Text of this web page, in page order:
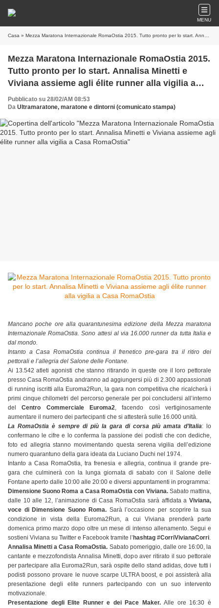
MENU
Casa » Mezza Maratona Internazionale RomaOstia 2015. Tutto pronto per lo start. Annalisa Minetti e Viviana assieme agli élite runner alla vigilia a Casa RomaOstia
Mezza Maratona Internazionale RomaOstia 2015.
Tutto pronto per lo start. Annalisa Minetti e
Viviana assieme agli élite runner alla vigilia a
Casa RomaOstia
Pubblicato su 28/02/AM 08:53
Da Ultramaratone, maratone e dintorni (comunicato stampa)
Mancano poche ore alla quarantunesima edizione della Mezza maratona
Internazionale RomaOstia. Sono attesi al via 16.000 runner da tutta Italia e
dal mondo.
Intanto a Casa RomaOstia continua il frenetico pre-gara tra il ritiro dei
pettorali e l’allegria del Salone delle Fontane.
Ai 13.542 atleti agonisti che stanno ritirando in queste ore il loro pettorale
presso Casa RomaOstia andranno ad aggiungersi più di 2.300 appassionati
di running iscritti alla Euroma2Run, la gara non competitiva che ricalcherà i
primi cinque chilometri del percorso generale per poi concludersi all’interno
delCentro Commerciale Euroma2, facendo così vertiginosamente
aumentare il numero dei partecipanti che si attesterà sulle 16.000 unità.
La RomaOstia è sempre di più la gara di corsa più amata d’Italia: lo
confermano le cifre e lo conferma la passione dei podisti che con dediche,
foto ed allegria stanno movimentando questa serena vigilia dell’edizione
numero quarantuno della gara ideata da Luciano Duchi nel 1974.
Intanto a Casa RomaOstia, tra frenesia e allegria, continua il grande pre-
gara che culminerà con la lunga giornata di sabato con il Salone delle
Fontane aperto dalle 10:00 alle 20:00 e diversi appuntamenti in programma:
Dimensione Suono Roma a Casa RomaOstia con Viviana.Sabato mattina,
dalle 10 alle 12, l’animazione di Casa RomaOstia sarà affidata a Viviana,
voce di Dimensione Suono Roma.Sarà l’occasione per scoprire la sua
condizione in vista della Euroma2Run, a cui Viviana prenderà parte
domenica primo marzo dopo oltre un mese di intenso allenamento. Segui e
sostieni Viviana su Twitter e Facebook tramite l’ hashtag #CorriVivianaCorri.
Annalisa Minetti a Casa RomaOstia. Sabato pomeriggio, dalle ore 16:00, la
cantante e mezzofondista Annalisa Minetti, dopo aver ritirato il suo pettorale
per partecipare alla Euroma2Run, sarà ospite dello stand adidas, dove tutti i
podisti possono provare le nuove scarpe ULTRA boost, e poi assisterà alla
presentazione degli elite runners partecipando con un suo intervento
motivazionale.
Presentazione degli Elite Runner e dei Pace Maker.Alle ore 16:30 è